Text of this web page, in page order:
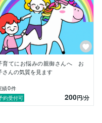
付けております。
、人生の方向性など、
をお聞かせください。
針盤です。
よう、心を込めて言葉
育てにお悩みの親御さんへ お
さんの気質を見ます
績0件
約受付可
200円/分